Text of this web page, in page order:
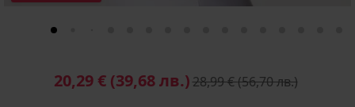
20,29 € (39,68 лв.)28,99 €(56,70 лв.)